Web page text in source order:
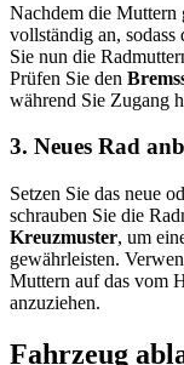
Nachdem die Muttern
vollständig an, sodass
Sie nun die
Prüfen Sie den
während Sie Zugang
3. Neues Rad
Setzen Sie das neue
schrauben Sie die
Kreuzmuster, um
gewährleisten.
Muttern auf das vom
anzuziehen.
Fahrzeug